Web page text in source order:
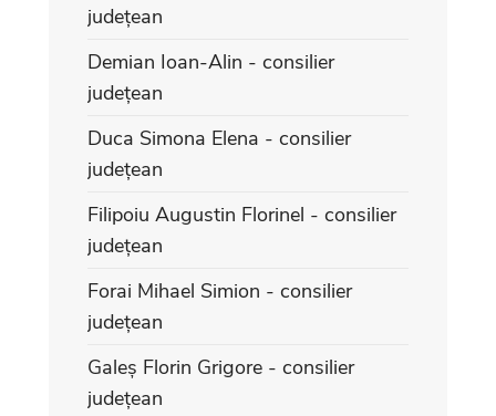
județean
Demian Ioan-Alin - consilier
județean
Duca Simona Elena - consilier
județean
Filipoiu Augustin Florinel - consilier
județean
Forai Mihael Simion - consilier
județean
Galeș Florin Grigore - consilier
județean